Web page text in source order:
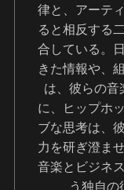
律と、アーテ
ると相反する
合している。
きた情報や、
は、彼らの音
に、ヒップホ
ブな思考は、
力を研ぎ澄ま
音楽とビジネ
う独自の